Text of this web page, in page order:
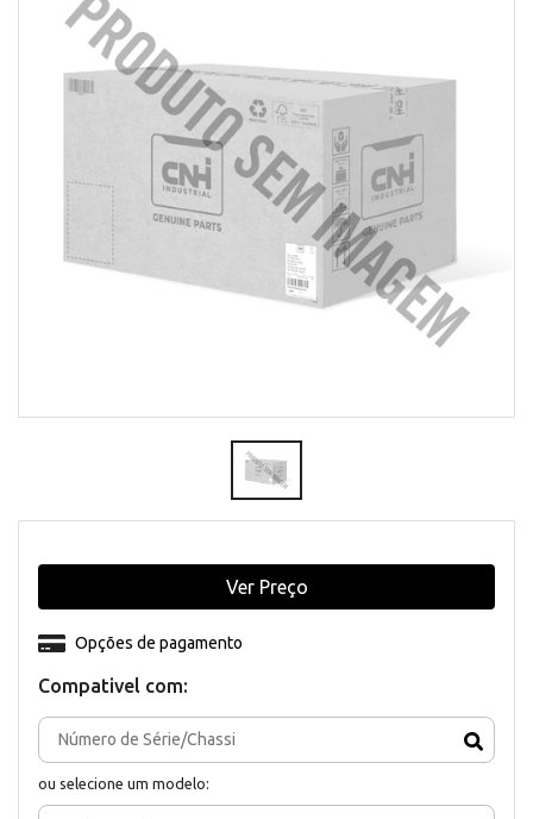
Compativel com:
ou selecione um modelo:
Opções de pagamento
Ver Preço